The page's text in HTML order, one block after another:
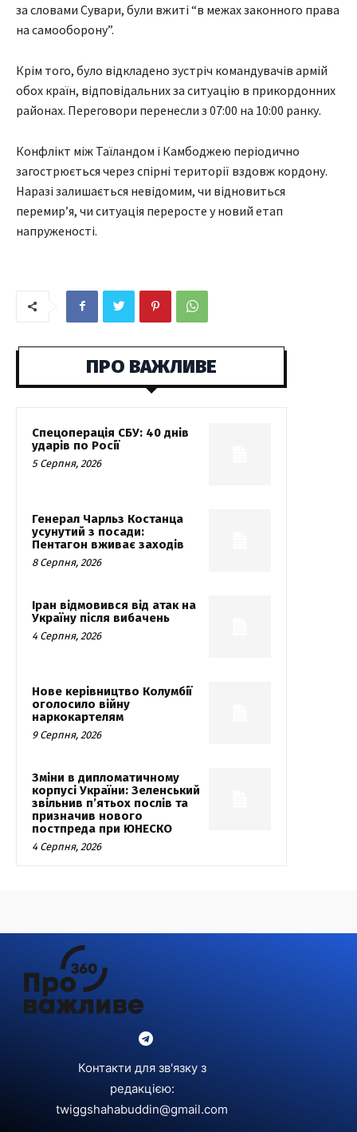
за словами Сувари, були вжиті “в межах законного права
на самооборону”.
Крім того, було відкладено зустріч командувачів армій
обох країн, відповідальних за ситуацію в прикордонних
районах. Переговори перенесли з 07:00 на 10:00 ранку.
Конфлікт між Таїландом і Камбоджею періодично
загострюється через спірні території вздовж кордону.
Наразі залишається невідомим, чи відновиться
перемир’я, чи ситуація переросте у новий етап
напруженості.
ПРО ВАЖЛИВЕ
Спецоперація СБУ: 40 днів
ударів по Росії
5 Серпня, 2026
Генерал Чарльз Костанца
усунутий з посади:
Пентагон вживає заходів
8 Серпня, 2026
Іран відмовився від атак на
Україну після вибачень
4 Серпня, 2026
Нове керівництво Колумбії
оголосило війну
наркокартелям
9 Серпня, 2026
Зміни в дипломатичному
корпусі України: Зеленський
звільнив п’ятьох послів та
призначив нового
постпреда при ЮНЕСКО
4 Серпня, 2026
Контакти для зв'язку з
редакцією:
twiggshahabuddin@gmail.com